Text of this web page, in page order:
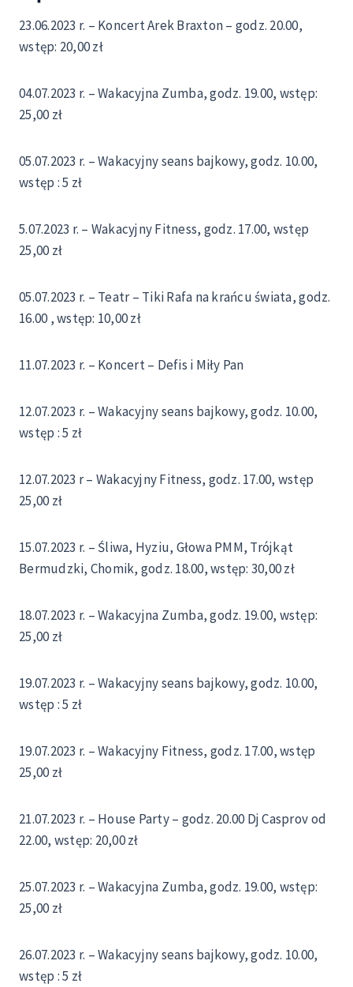
23.06.2023 r. – Koncert Arek Braxton – godz. 20.00,
wstęp: 20,00 zł
04.07.2023 r. – Wakacyjna Zumba, godz. 19.00, wstęp:
25,00 zł
05.07.2023 r. – Wakacyjny seans bajkowy, godz. 10.00,
wstęp : 5 zł
5.07.2023 r. – Wakacyjny Fitness, godz. 17.00, wstęp
25,00 zł
05.07.2023 r. – Teatr – Tiki Rafa na krańcu świata, godz.
16.00 , wstęp: 10,00 zł
11.07.2023 r. – Koncert – Defis i Miły Pan
12.07.2023 r. – Wakacyjny seans bajkowy, godz. 10.00,
wstęp : 5 zł
12.07.2023 r – Wakacyjny Fitness, godz. 17.00, wstęp
25,00 zł
15.07.2023 r. – Śliwa, Hyziu, Głowa PMM, Trójkąt
Bermudzki, Chomik, godz. 18.00, wstęp: 30,00 zł
18.07.2023 r. – Wakacyjna Zumba, godz. 19.00, wstęp:
25,00 zł
19.07.2023 r. – Wakacyjny seans bajkowy, godz. 10.00,
wstęp : 5 zł
19.07.2023 r. – Wakacyjny Fitness, godz. 17.00, wstęp
25,00 zł
21.07.2023 r. – House Party – godz. 20.00 Dj Casprov od
22.00, wstęp: 20,00 zł
25.07.2023 r. – Wakacyjna Zumba, godz. 19.00, wstęp:
25,00 zł
26.07.2023 r. – Wakacyjny seans bajkowy, godz. 10.00,
wstęp : 5 zł